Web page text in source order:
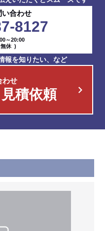
い合わせ
8127
～20:00
無休 )
報を知りたい、など
わせ
積依頼